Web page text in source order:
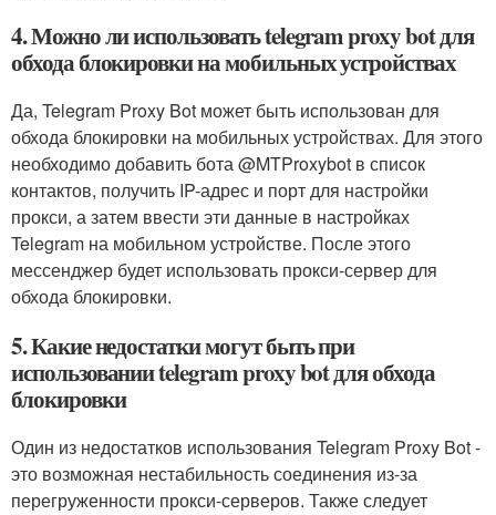
4. Можно ли использовать telegram proxy bot для
обхода блокировки на мобильных устройствах
Да, Telegram Proxy Bot может быть использован для
обхода блокировки на мобильных устройствах. Для этого
необходимо добавить бота @MTProxybot в список
контактов, получить IP-адрес и порт для настройки
прокси, а затем ввести эти данные в настройках
Telegram на мобильном устройстве. После этого
мессенджер будет использовать прокси-сервер для
обхода блокировки.
5. Какие недостатки могут быть при
использовании telegram proxy bot для обхода
блокировки
Один из недостатков использования Telegram Proxy Bot -
это возможная нестабильность соединения из-за
перегруженности прокси-серверов. Также следует